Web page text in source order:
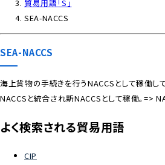
サステナビリティ
貿易用語「S」
SEA-NACCS
SEA-NACCS
海上貨物の手続きを行うNACCSとして稼働し
NACCSと統合され新NACCSとして稼働。=>
よく検索される貿易用語
CIP